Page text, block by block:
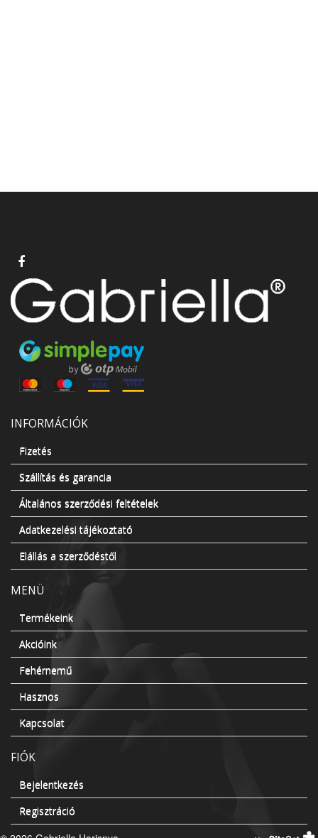
INFORMÁCIÓK
Fizetés
Szállítás és garancia
Általános szerződési feltételek
Adatkezelési tájékoztató
Elállás a szerződéstől
MENÜ
Termékeink
Akcióink
Fehérnemű
Hasznos
Kapcsolat
FIÓK
Bejelentkezés
Regisztráció